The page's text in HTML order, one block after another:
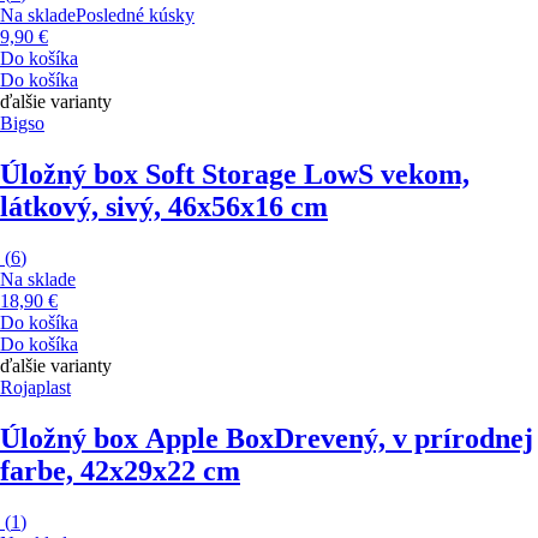
Na skladePosledné kúsky
9,90 €
Do košíka
Do košíka
ďalšie varianty
Bigso
Úložný box Soft Storage LowS vekom,
látkový, sivý, 46x56x16 cm
(6)
Na sklade
18,90 €
Do košíka
Do košíka
ďalšie varianty
Rojaplast
Úložný box Apple BoxDrevený, v prírodnej
farbe, 42x29x22 cm
(1)